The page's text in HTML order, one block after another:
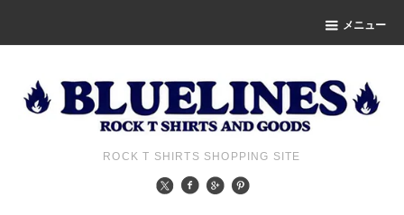
メニュー
ROCK T SHIRTS SHOPPING SITE